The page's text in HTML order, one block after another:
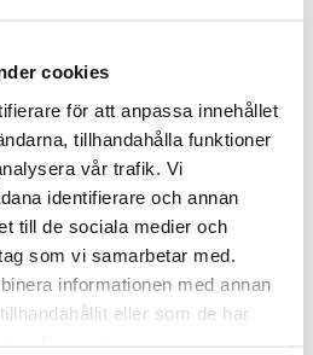
cookies
för att anpassa innehållet
tillhandahålla funktioner
vår trafik. Vi
identifierare och annan
till de sociala medier och
som vi samarbetar med.
informationen med annan
eller som de har
BOLT M8x20
12,00 kr